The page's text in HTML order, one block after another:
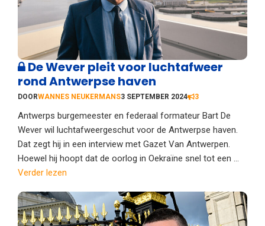
De Wever pleit voor luchtafweer
rond Antwerpse haven
DOORWANNES NEUKERMANS3 SEPTEMBER 2024 3
Antwerps burgemeester en federaal formateur Bart De
Wever wil luchtafweergeschut voor de Antwerpse haven.
Dat zegt hij in een interview met Gazet Van Antwerpen.
Hoewel hij hoopt dat de oorlog in Oekraïne snel tot een ...
Verder lezen